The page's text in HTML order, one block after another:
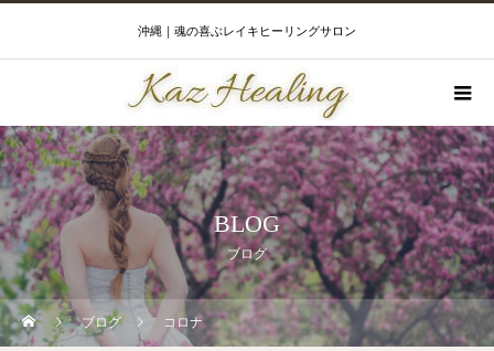
沖縄｜魂の喜ぶレイキヒーリングサロン
BLOG
ブログ
ブログ コロナ